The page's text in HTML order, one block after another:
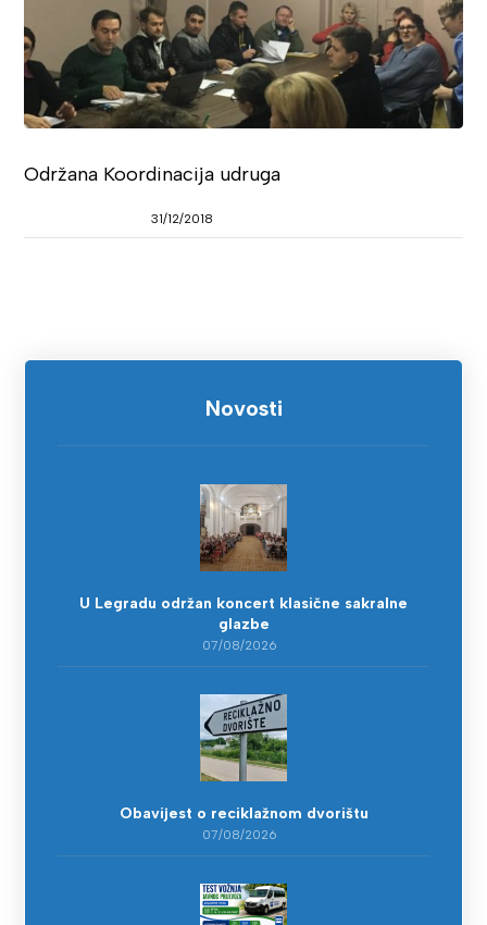
Održana Koordinacija udruga
31/12/2018
Novosti
U Legradu održan koncert klasične sakralne
glazbe
07/08/2026
Obavijest o reciklažnom dvorištu
07/08/2026